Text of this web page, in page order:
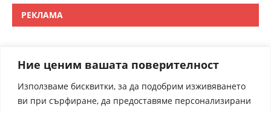
Ние ценим вашата поверителност
Използваме бисквитки, за да подобрим изживяването
ви при сърфиране, да предоставяме персонализирани
РЕКЛАМА